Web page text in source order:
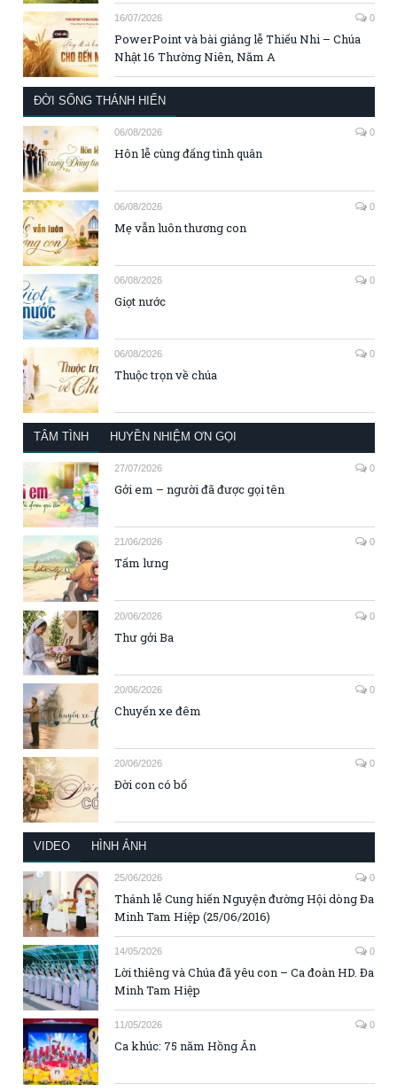
16/07/2026 0
PowerPoint và bài giảng lễ Thiếu Nhi – Chúa
Nhật 16 Thường Niên, Năm A
ĐỜI SỐNG THÁNH HIẾN
06/08/2026 0
Hôn lễ cùng đấng tình quân
06/08/2026 0
Mẹ vẫn luôn thương con
06/08/2026 0
Giọt nước
06/08/2026 0
Thuộc trọn về chúa
TÂM TÌNH HUYỀN NHIỆM ƠN GỌI
27/07/2026 0
Gởi em – người đã được gọi tên
21/06/2026 0
Tấm lưng
20/06/2026 0
Thư gởi Ba
20/06/2026 0
Chuyến xe đêm
20/06/2026 0
Đời con có bố
VIDEO HÌNH ẢNH
25/06/2026 0
Thánh lễ Cung hiến Nguyện đường Hội dòng Đa
Minh Tam Hiệp (25/06/2016)
14/05/2026 0
Lời thiêng và Chúa đã yêu con – Ca đoàn HD. Đa
Minh Tam Hiệp
11/05/2026 0
Ca khúc: 75 năm Hồng Ân